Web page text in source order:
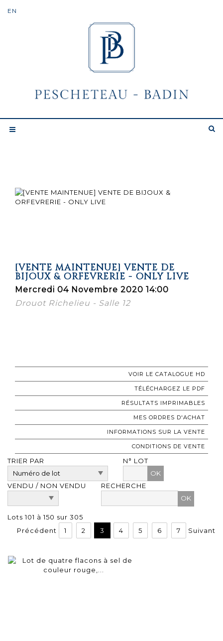
[VENTE MAINTENUE] VENTE DE
BIJOUX & ORFEVRERIE - ONLY LIVE
Mercredi 04 Novembre 2020 14:00
Drouot Richelieu - Salle 12
VOIR LE CATALOGUE HD
TÉLÉCHARGEZ LE PDF
RÉSULTATS IMPRIMABLES
MES ORDRES D'ACHAT
INFORMATIONS SUR LA VENTE
CONDITIONS DE VENTE
TRIER PAR
N° LOT
OK
VENDU / NON VENDU
RECHERCHE
Lots 101 à 150 sur 305
Précédent
1 2 3 4 5 6 7 Suivant